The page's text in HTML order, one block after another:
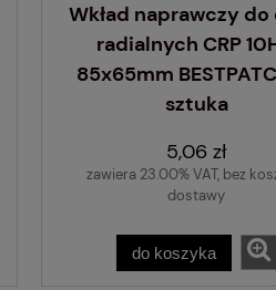
Wkład naprawczy do
radialnych CRP
85x65mm
sztuka
5,06 zł
zawiera 23.00% VAT, bez
dostawy
do koszyka